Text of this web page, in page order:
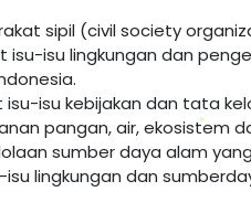
sipil (civil society
isu lingkungan dan
isu kebijakan dan tata
pangan, air, ekosistem
sumber daya alam
lingkungan dan